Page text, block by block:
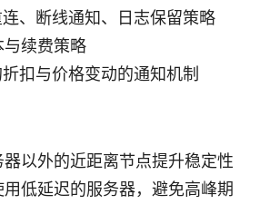
、断线通知、日志保留策略
与续费策略
扣与价格变动的通知机制
以外的近距离节点提升稳定性
低延迟的服务器，避免高峰期